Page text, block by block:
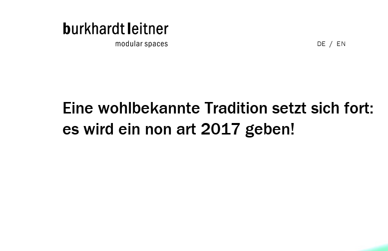
DE / EN
Eine wohlbekannte Tradition setzt sich fort:
es wird ein non art 2017 geben!